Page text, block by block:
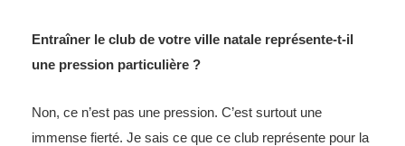
Entraîner le club de votre ville natale représente-t-il
une pression particulière ?
Non, ce n’est pas une pression. C’est surtout une
immense fierté. Je sais ce que ce club représente pour la